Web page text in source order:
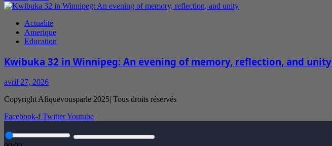
Actualité
Amerique
Education
Kwibuka 32 in Winnipeg: An evening of memory, reflection, and unity
avril 27, 2026
Copyright Afiquevousparle 2025| Tous droits réservés
Facebook-f TwitterYoutube